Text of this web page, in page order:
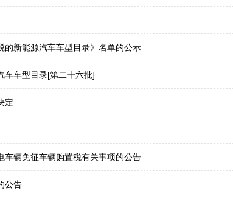
的新能源汽车车型目录》名单的公示
车车型目录[第二十六批]
定
车辆免征车辆购置税有关事项的公告
公告